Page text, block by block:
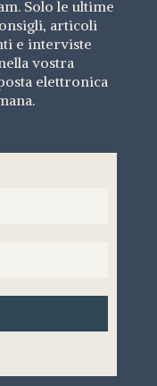
Solo le ultime
articoli
e interviste
vostra
elettronica